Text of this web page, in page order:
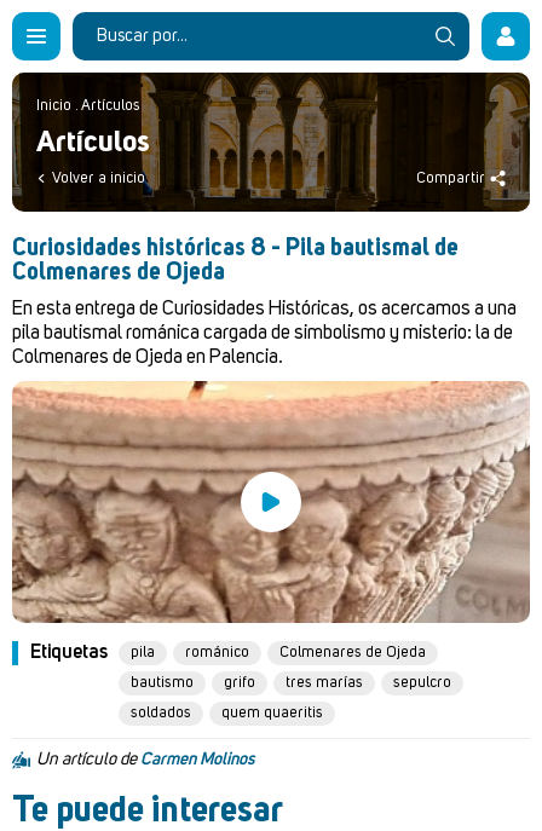
Inicio . Artículos
Artículos
Volver a inicio Compartir
Curiosidades históricas 8 - Pila bautismal de
Colmenares de Ojeda
En esta entrega de Curiosidades Históricas, os acercamos a una
pila bautismal románica cargada de simbolismo y misterio: la de
Colmenares de Ojeda en Palencia.
Etiquetas pila románico
Colmenares de Ojeda
bautismo
grifo tres marías
sepulcro
soldados
quem quaeritis
Un artículo de Carmen Molinos
Te puede interesar